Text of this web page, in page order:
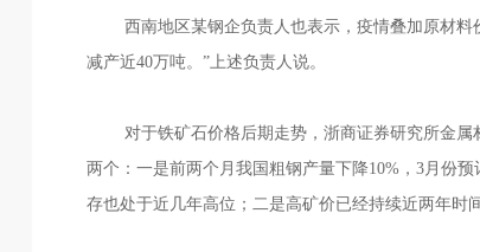
西南地区某钢企负责人也表示，疫情叠加原材
减产近40万吨。”上述负责人说。
对于铁矿石价格后期走势，浙商证券研究所金
两个：一是前两个月我国粗钢产量下降10%，3月份
存也处于近几年高位；二是高矿价已经持续近两年时